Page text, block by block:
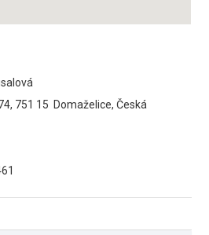
751 15 Domaželice, Česká